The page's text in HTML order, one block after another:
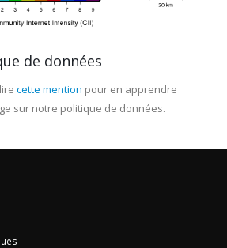
de données
cette mention pour en apprendre
sur notre politique de données.